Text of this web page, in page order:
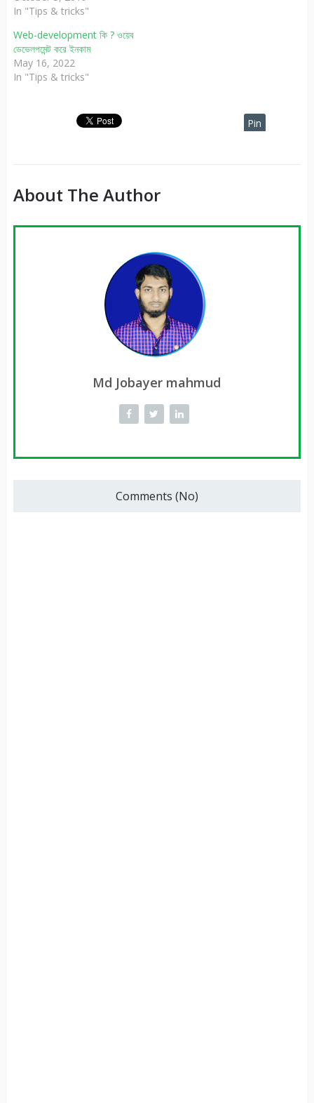
In "Tips & tricks"
Web-development কি ? ওয়েব
ডেভেলপমেন্ট করে ইনকাম
May 16, 2022
In "Tips & tricks"
Pin
About The Author
Md Jobayer mahmud
Comments (No)